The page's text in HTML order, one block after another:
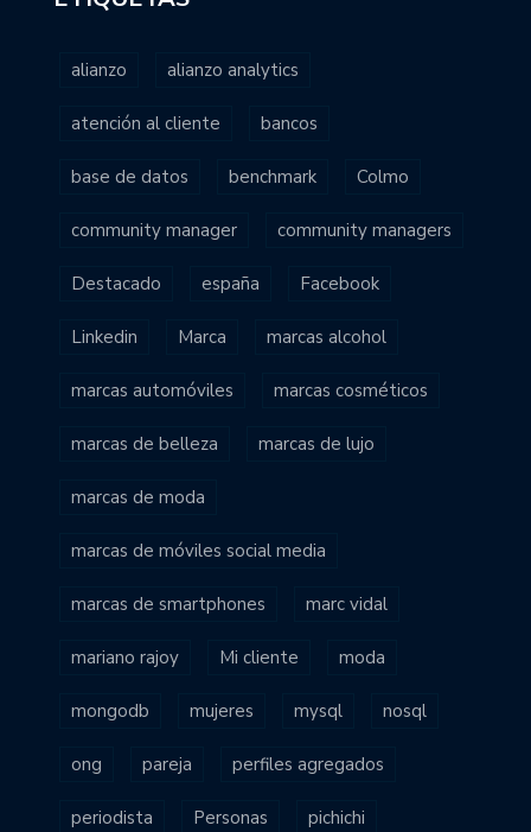
alianzo alianzo analytics
atención al cliente bancos
base de datos benchmark Colmo
community manager community managers
Destacado españa Facebook
Linkedin Marca marcas alcohol
marcas automóviles marcas cosméticos
marcas de belleza marcas de lujo
marcas de moda
marcas de móviles social media
marcas de smartphones marc vidal
mariano rajoy Mi cliente moda
mongodb mujeres mysql nosql
ong pareja perfiles agregados
periodista Personas pichichi